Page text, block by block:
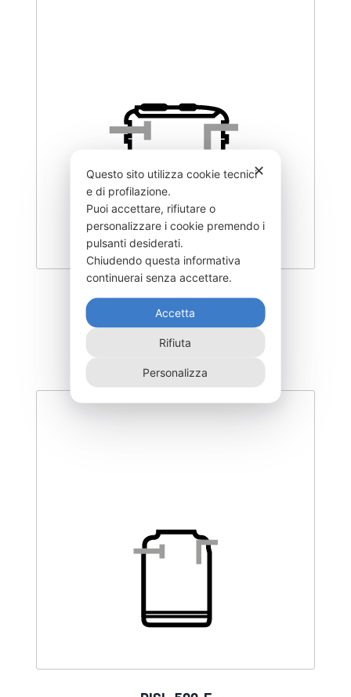
DISCX2600F
2.205,00€
✕
Questo sito utilizza cookie tecnici
e di profilazione.
Puoi accettare, rifiutare o
personalizzare i cookie premendo i
pulsanti desiderati.
Chiudendo questa informativa
continuerai senza accettare.
Accetta
Rifiuta
Personalizza